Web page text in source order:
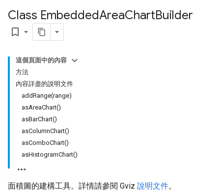
Class EmbeddedAreaChartBuilder
bookmark_border
這個頁面中的內容
方法
內容詳盡的說明文件
addRange(range)
asAreaChart()
asBarChart()
asColumnChart()
asComboChart()
asHistogramChart()
面積圖的建構工具。詳情請參閱 Gviz 說明文件。